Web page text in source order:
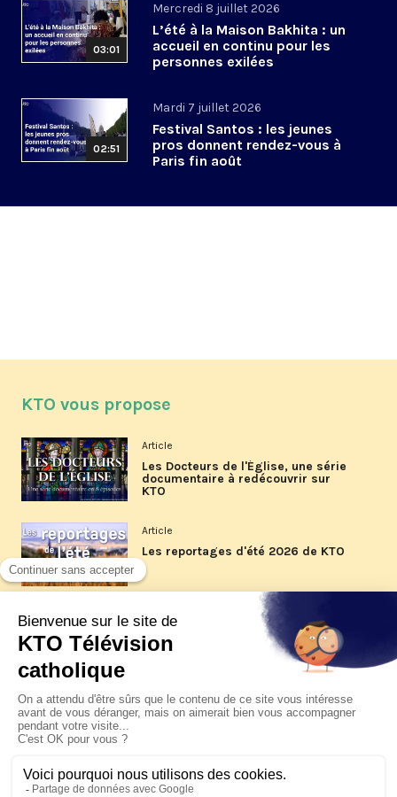
03:01
Mercredi 8 juillet 2026
L’été à la Maison Bakhita : un
accueil en continu pour les
personnes exilées
02:51
Mardi 7 juillet 2026
Festival Santos : les jeunes
pros donnent rendez-vous à
Paris fin août
KTO vous propose
Article
Les Docteurs de l'Église, une série
documentaire à redécouvrir sur
KTO
Article
Les reportages d'été 2026 de KTO
La visite pastorale du pape Léon
XIV à Assise à suivre sur KTO le
Article
Le pape en Uruguay, Argentine et